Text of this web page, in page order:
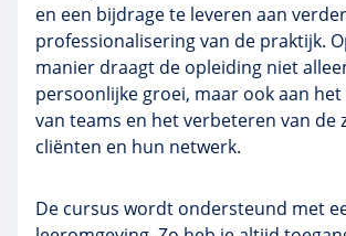
en een bijdrage te leveren aan
professionalisering van de praktijk.
manier draagt de opleiding niet
persoonlijke groei, maar ook aan
van teams en het verbeteren van de
cliënten en hun netwerk.
De cursus wordt ondersteund met